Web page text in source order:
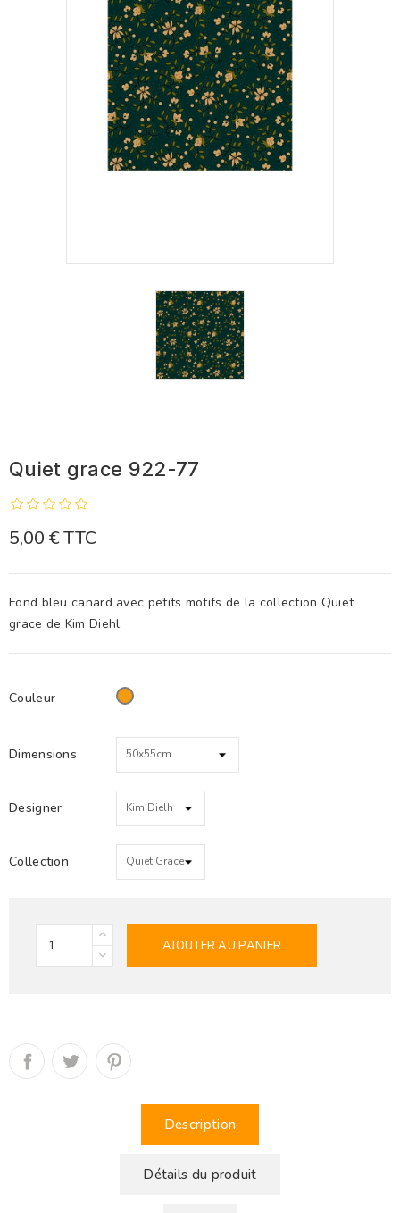
Quiet grace 922-77
5,00 €TTC
Fond bleu canard avec petits motifs de la collection Quiet
grace de Kim Diehl.
Couleur Orange
Dimensions
Designer
Collection
AJOUTER AU PANIER
Description
Détails du produit